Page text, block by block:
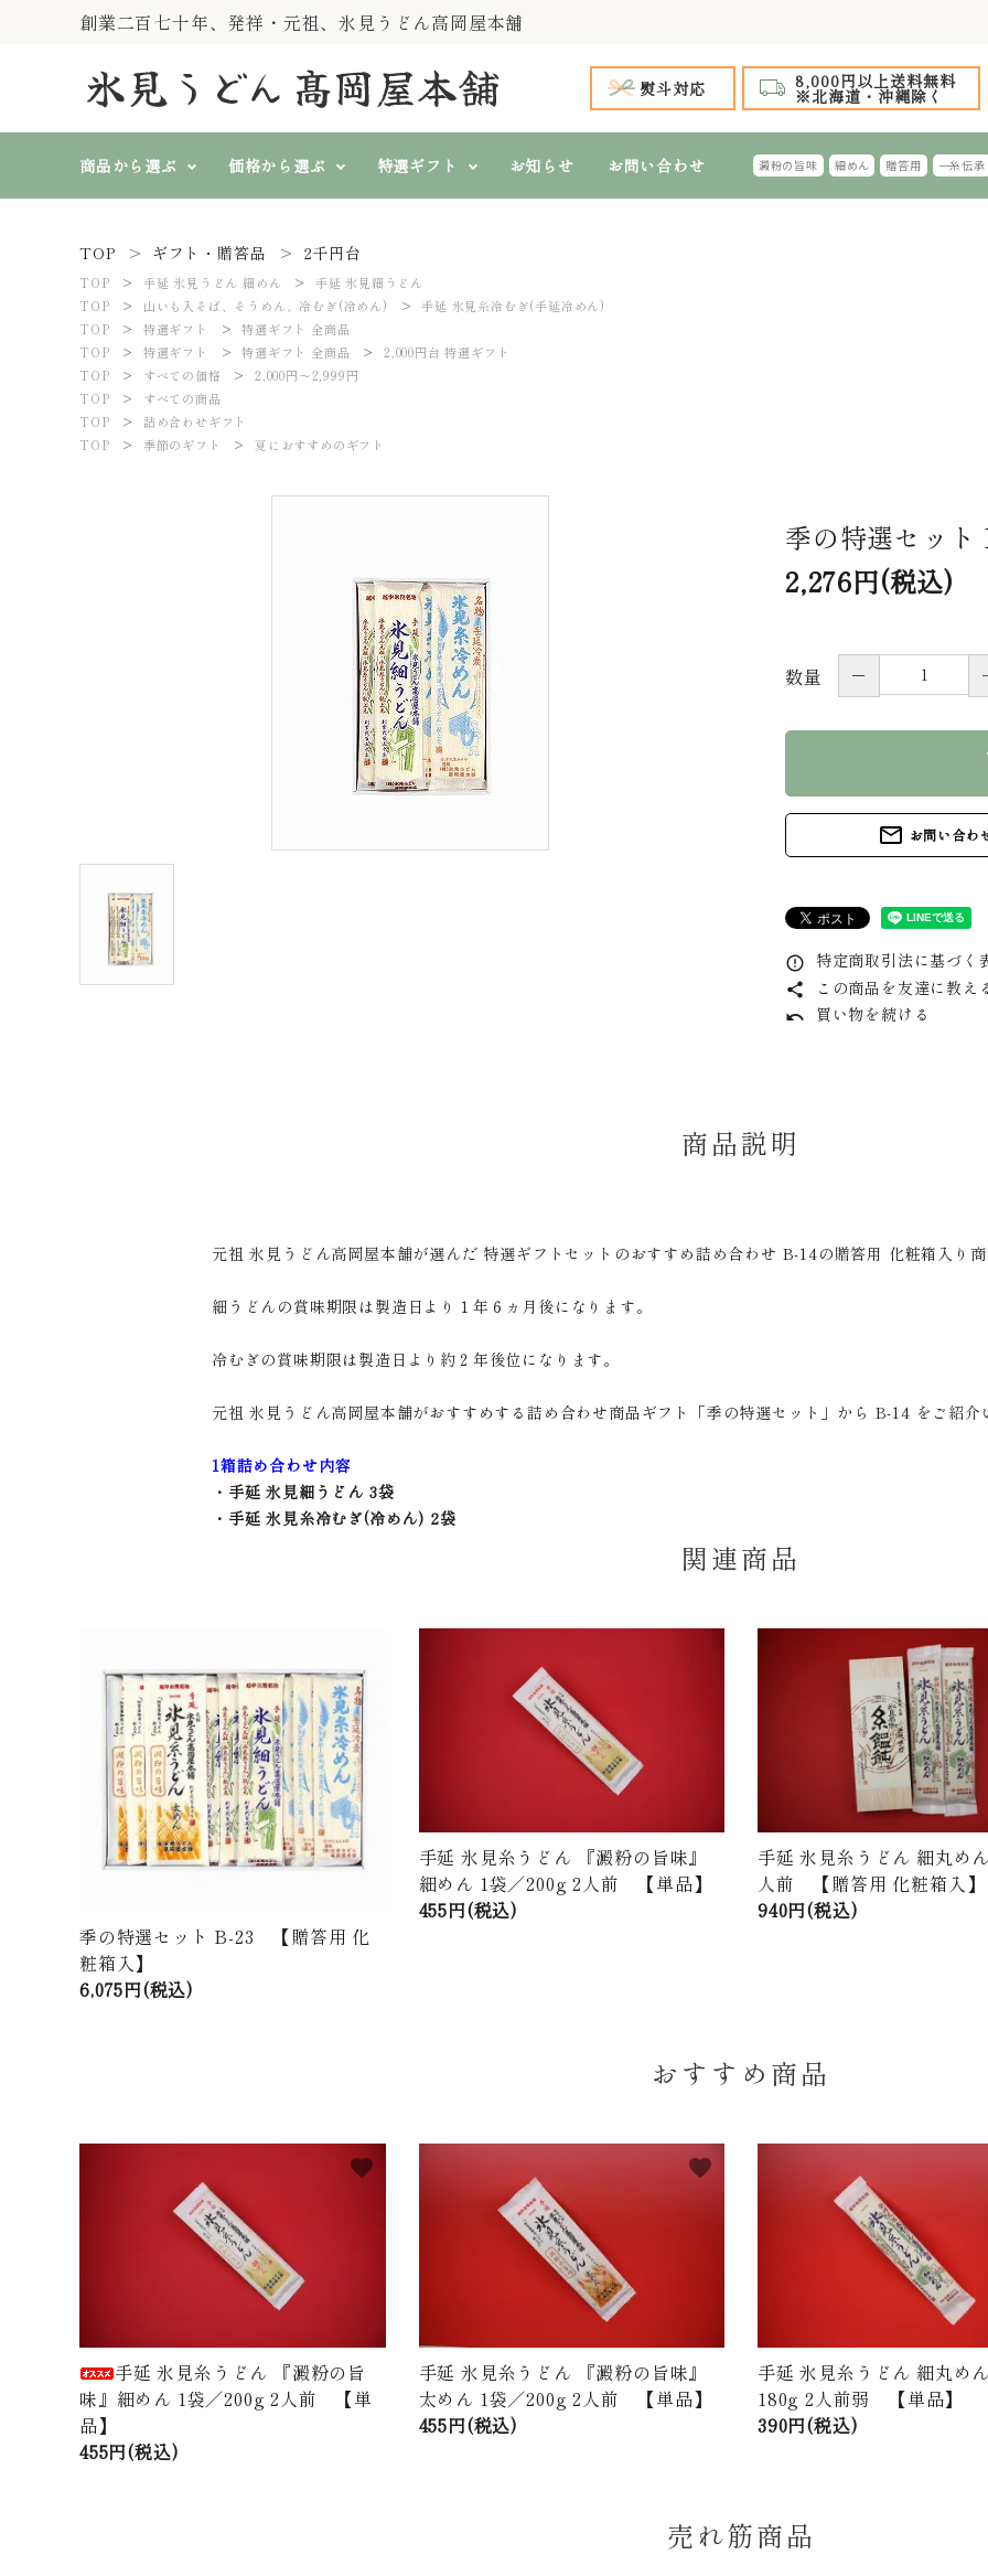
創業二百七十年、発祥・元祖、氷見うどん高岡屋本舗
熨斗対応 8,000円以上送料無料
※北海道・沖縄除く
商品から選ぶ
純手製 氷見糸うどん
『一糸伝承』
山いも入そば、そうめん、
冷むぎ(冷めん)
氷見うどん等 単品商品
価格から選ぶ
すべての価格
3,000円～3,999円
4,000円～4,999円
特選ギフト
4,000円台 特選ギフト
春秋冬におすすめのギフ
お知らせ お問い合わせ 澱粉の旨味 細めん 贈答用 一糸伝承
search
熨斗対応
ACCOUNT MENU
ようこそ ゲスト 様
TOP ギフト・贈答品 2千円台
TOP 手延 氷見うどん 細めん
手延 氷見細うどん
TOP
山いも入そば、そうめん、冷むぎ(冷めん)
手延 氷見糸冷むぎ(手延冷めん)
TOP
特選ギフト
特選ギフト 全商品
TOP
特選ギフト 特選ギフト 全商品
2,000円台 特選ギフト
TOP
すべての価格
2,000円～2,999円
TOP
すべての商品
TOP
詰め合わせギフト
TOP
季節のギフト 夏におすすめのギフト
季の特選セッ
2,276円(税込)
数量 －
mail_outline お問い合わ
error_outline 特定商取引法に基づく
share この商品を友達に教え
undo 買い物を続ける
商品説明
元祖 氷見うどん高岡屋本舗が選んだ 特選ギフトセットのおすすめ詰め合わせ B-14の贈答用 化粧箱入り
細うどんの賞味期限は製造日より１年６ヵ月後になります。
冷むぎの賞味期限は製造日より約２年後位になります。
元祖 氷見うどん高岡屋本舗がおすすめする詰め合わせ商品ギフト「季の特選セット」から B-14 をご紹介
1箱詰め合わせ内容
・手延 氷見細うどん 3袋
・手延 氷見糸冷むぎ(冷めん) 2袋
関連商品
季の特選セット B-23 【贈答用 化
粧箱入】
6,075円(税込)
手延 氷見糸うどん 『澱粉の旨味』
細めん 1袋／200g 2人前 【単品】
455円(税込)
手延 氷見糸うどん 細丸め
人前 【贈答用 化粧箱入】
940円(税込)
おすすめ商品
手延 氷見糸うどん 『澱粉の旨
味』細めん 1袋／200g 2人前 【単
品】
455円(税込)
favorite
手延 氷見糸うどん 『澱粉の旨味』
太めん 1袋／200g 2人前 【単品】
455円(税込)
favorite
手延 氷見糸うどん 細丸め
180g 2人前弱 【単品】
390円(税込)
売れ筋商品